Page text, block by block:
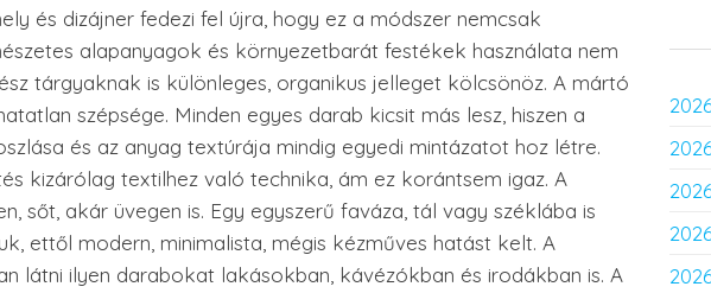
és dizájner fedezi fel újra, hogy ez a módszer nemcsak
alapanyagok és környezetbarát festékek használata nem
tárgyaknak is különleges, organikus jelleget kölcsönöz. A mártó
szépsége. Minden egyes darab kicsit más lesz, hiszen a
és az anyag textúrája mindig egyedi mintázatot hoz létre.
kizárólag textilhez való technika, ám ez korántsem igaz. A
sőt, akár üvegen is. Egy egyszerű faváza, tál vagy széklába is
ettől modern, minimalista, mégis kézműves hatást kelt. A
látni ilyen darabokat lakásokban, kávézókban és irodákban is. A